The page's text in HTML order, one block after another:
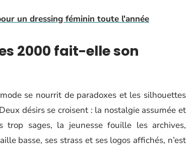
un dressing féminin toute l'année
2000 fait-elle son
se nourrit de paradoxes et les silhouettes
désirs se croisent : la nostalgie assumée et
trop sages, la jeunesse fouille les archives,
basse, ses strass et ses logos affichés, n’est